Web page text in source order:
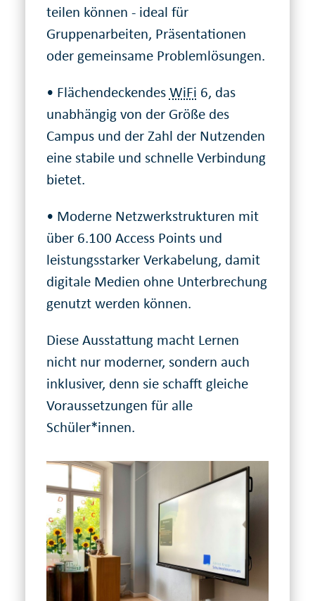
teilen können - ideal für
Gruppenarbeiten, Präsentationen
oder gemeinsame Problemlösungen.
• FlächendeckendesWiFi 6, das
unabhängig von der Größe des
Campus und der Zahl der Nutzenden
eine stabile und schnelle Verbindung
bietet.
• Moderne Netzwerkstrukturen mit
über 6.100 Access Points und
leistungsstarker Verkabelung, damit
digitale Medien ohne Unterbrechung
genutzt werden können.
Diese Ausstattung macht Lernen
nicht nur moderner, sondern auch
inklusiver, denn sie schafft gleiche
Voraussetzungen für alle
Schüler*innen.